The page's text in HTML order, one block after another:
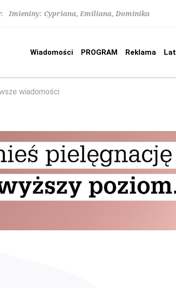
Imieniny: Cypriana, Emiliana, Dominika
Wiadomości PROGRAM Reklama
wiadomości